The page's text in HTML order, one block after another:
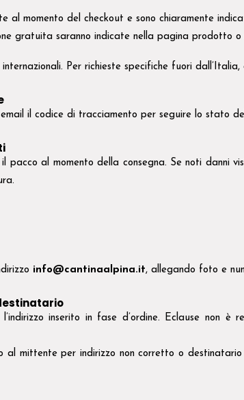
al momento del checkout e sono chiaramente
gratuita saranno indicate nella pagina prodotto o
Per richieste specifiche fuori dall’Italia,
il codice di tracciamento per seguire lo stato
pacco al momento della consegna. Se noti danni
info@cantinaalpina.it, allegando foto e
inserito in fase d’ordine. Eclause non
al mittente per indirizzo non corretto o